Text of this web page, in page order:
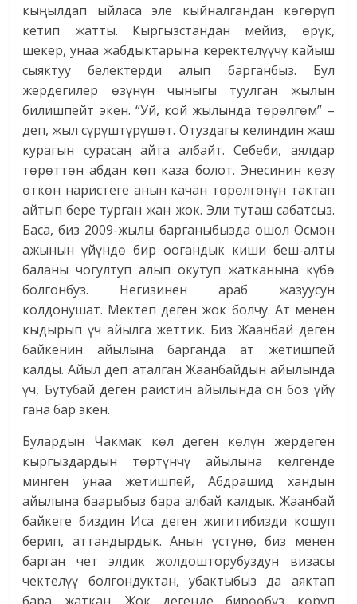
кыңылдап ыйласа эле кыйналгандан көгөрүп
кетип жатты. Кыргызстандан мейиз, өрүк,
шекер, унаа жабдыктарына керектелүүчү кайыш
сыяктуу белектерди алып барганбыз. Бул
жердегилер өзүнүн чыныгы туулган жылын
билишпейт экен. “Уй, кой жылында төрөлгөм” –
деп, жыл сүрүш­түрүшөт. Отуздагы келиндин жаш
курагын сурасаң айта албайт. Себеби, аялдар
төрөттөн абдан көп каза болот. Энесинин көзү
өткөн наристеге анын качан төрөлгөнүн тактап
айтып бере турган жан жок. Эли туташ сабатсыз.
Баса, биз 2009-жылы барганыбызда ошол Осмон
ажынын үйүндө бир оогандык киши беш-алты
баланы чогултуп алып окутуп жатканына күбө
болгонбуз. Негизинен араб жазуусун
колдонушат. Мектеп деген жок болчу. Ат менен
кыдырып үч айылга жеттик. Биз Жаанбай деген
байкенин айылына барганда ат жетишпей
калды. Айыл деп аталган Жаанбайдын айылында
үч, Бутубай деген раистин айылында он боз үйү
гана бар экен.
Булардын Чакмак көл деген көлүн жердеген
кыргыздардын төртүнчү айылына келгенде
минген унаа жетишпей, Абдрашид хандын
айылына баарыбыз бара албай калдык. Жаанбай
байкеге биздин Иса деген жигитибизди кошуп
берип, аттандырдык. Анын үстүнө, биз менен
барган чет элдик жолдошторубуздун визасы
чектелүү болгондуктан, убактыбыз да аяктап